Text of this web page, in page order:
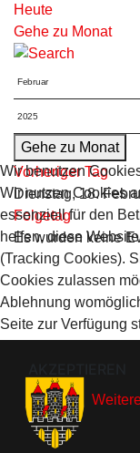
Heute
Gehe zu Monat
Gehe zu Monat
Vorheriger Tag
Dienstag, 18.
Folgetag
Es wurden keine
Wir benutzen
Wir nutzen Cookies
essenziell für den
helfen, diese
(Tracking Cookies).
Cookies zulassen
Ablehnung
Seite zur Verfügung